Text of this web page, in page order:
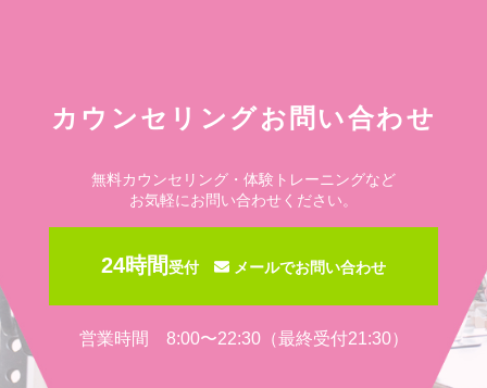
カウンセリングお問い合わせ
無料カウンセリング・体験トレーニングなど
お気軽にお問い合わせください。
24時間受付 メールでお問い合わせ
営業時間 8:00〜22:30（最終受付21:30）